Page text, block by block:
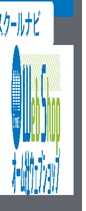
ウェブショップ